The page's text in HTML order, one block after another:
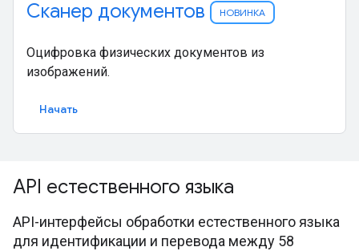
Сканер документов НОВИНКА
Оцифровка физических документов из
изображений.
Начать
API естественного языка
API-интерфейсы обработки естественного языка
для идентификации и перевода между 58